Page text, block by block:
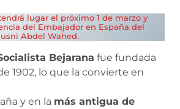
lugar el próximo 1 de marzo y
del Embajador en España del
Abdel Wahed.
Bejarana fue fundada
1902, lo que la convierte en
y en la más antigua de